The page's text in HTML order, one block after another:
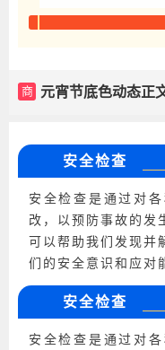
商 元宵节底色动态正
安全检查
安全检查是通过对
改，以预防事故的发
可以帮助我们发现并
们的安全意识和应对
安全检查
安全检查是通过对